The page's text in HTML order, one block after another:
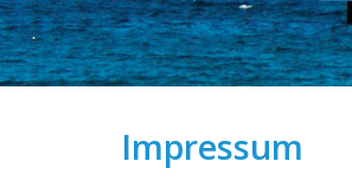
Impressum